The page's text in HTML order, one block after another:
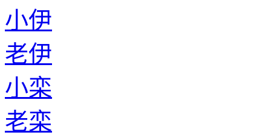
小伊
老伊
小栾
老栾